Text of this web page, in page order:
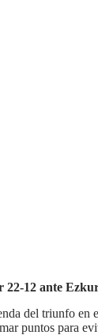
12 ante
del triunfo en
puntos para